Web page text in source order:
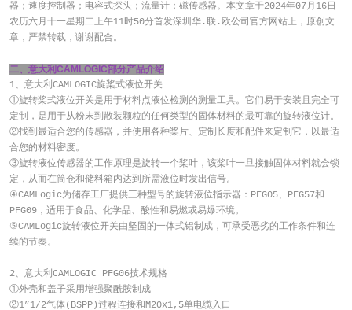
器；速度控制器；电容式探头；流量计；磁传感器。本文章于2024年07月16日
农历六月十一星期二上午11时50分首发深圳华.联.欧公司官方网站上，原创文
章，严禁转载，谢谢配合。
二、意大利CAMLOGIC部分产品介绍
1、意大利CAMLOGIC旋桨式液位开关
①旋转桨式液位开关是用于材料点液位检测的测量工具。它们易于安装且完全可
定制，是用于从粉末到散装颗粒的任何类型的固体材料的最可靠的旋转液位计。
②找到最适合您的传感器，并使用各种桨片、定制长度和配件来定制它，以最适
合您的材料密度。
③旋转液位传感器的工作原理是旋转一个桨叶，该桨叶一旦接触固体材料就会锁
定，从而在筒仓和储料箱内达到所需液位时发出信号。
④CAMLogic为储存工厂提供三种型号的旋转液位指示器：PFG05、PFG57和
PFG09，适用于食品、化学品、酸性和易燃或易爆环境。
⑤CAMLogic旋转液位开关由坚固的一体式铝制成，可承受恶劣的工作条件和连
续的节奏。
2、意大利CAMLOGIC PFG06技术规格
①外壳和盖子采用增强聚酰胺制成
②1”1/2气体(BSPP)过程连接和M20x1,5单电缆入口